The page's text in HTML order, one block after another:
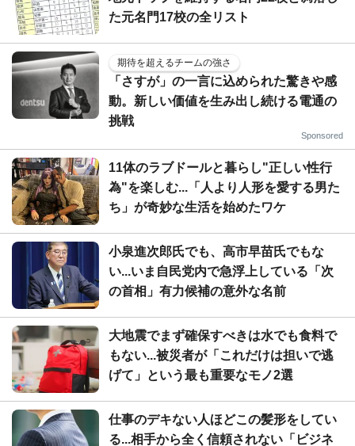
た元名門17校の全リスト
期待を超えるチームの強さ
「さすが」の一言に込められた驚きや感
動。新しい価値を生み出し続ける電通の
挑戦
Sponsored
11体のラブドールと暮らし"正しい性行
為"を楽しむ...「人より人形を愛する男た
ち」が奇妙な生活を始めたワケ
小泉進次郎氏でも、高市早苗氏でもな
い...いま自民党内で急浮上している「次
の首相」有力候補の意外な名前
大地震でまず確保すべきは水でも食料で
もない...被災者が「これだけは担いで逃
げて」という最も重要なモノ2選
仕事のデキない人ほどこの髪形をしてい
る...相手から全く信頼されない「ビジネ